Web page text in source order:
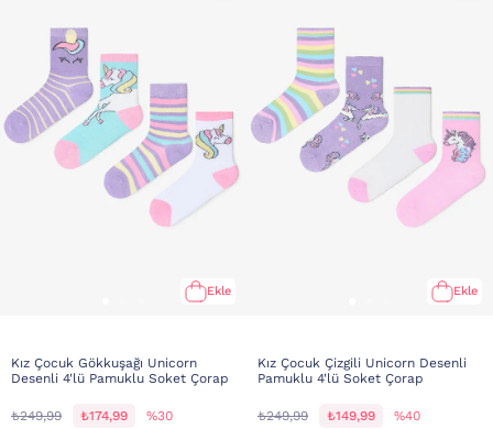
Ekle
Kız Çocuk Gökkuşağı Unicorn
Desenli 4'lü Pamuklu Soket Çorap
₺249,99 ₺174,99 %30
Ekle
Kız Çocuk Çizgili Unicorn Desenli
Pamuklu 4'lü Soket Çorap
₺249,99 ₺149,99 %40